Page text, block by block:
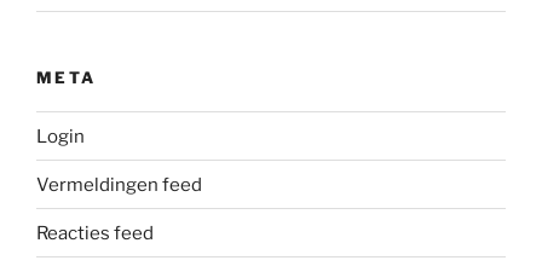
META
Login
Vermeldingen feed
Reacties feed